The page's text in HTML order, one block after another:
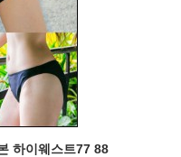
하이웨스트77 88